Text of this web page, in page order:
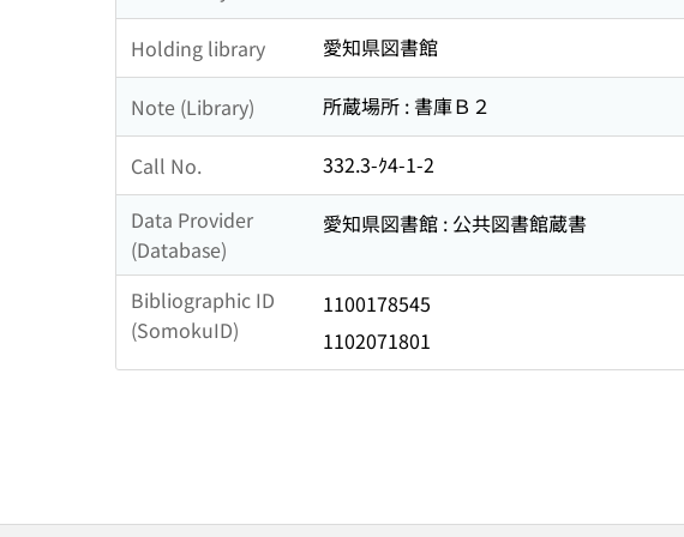
Holding library 愛知県図書館
Note (Library) 所蔵場所 : 書庫Ｂ２
Call No.
332.3-ｸ4-1-2
Data Provider
(Database)
愛知県図書館 : 公共図書館蔵書
Bibliographic ID
(SomokuID)
1100178545
1102071801